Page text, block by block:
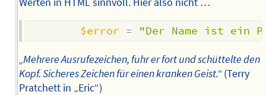
$error = "Der Name ist
„Mehrere Ausrufezeichen, fuhr er fort und schüttelte den
Kopf. Sicheres Zeichen für einen kranken Geist.“(Terry
Pratchett in „Eric“)